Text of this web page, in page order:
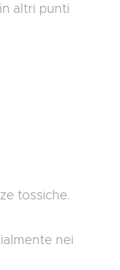
altri punti
tossiche.
nei